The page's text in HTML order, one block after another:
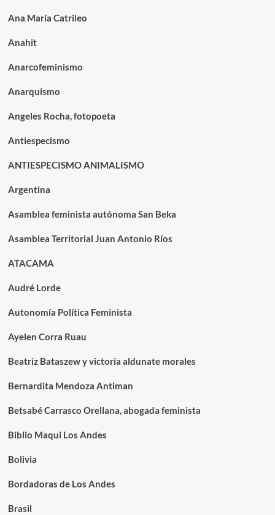
Ana María Catrileo
Anahit
Anarcofeminismo
Anarquismo
Angeles Rocha, fotopoeta
Antiespecismo
ANTIESPECISMO ANIMALISMO
Argentina
Asamblea feminista autónoma San Beka
Asamblea Territorial Juan Antonio Ríos
ATACAMA
Audré Lorde
Autonomía Política Feminista
Ayelen Corra Ruau
Beatriz Bataszew y victoria aldunate morales
Bernardita Mendoza Antiman
Betsabé Carrasco Orellana, abogada feminista
Biblio Maqui Los Andes
Bolivia
Bordadoras de Los Andes
Brasil